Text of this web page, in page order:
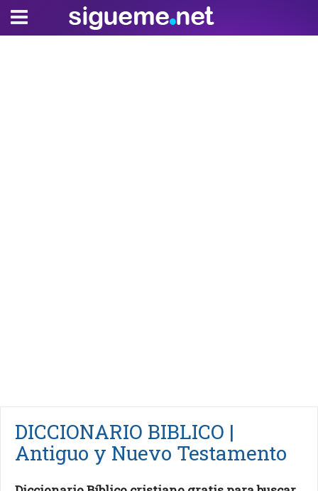
DICCIONARIO BIBLICO |
Antiguo y Nuevo Testamento